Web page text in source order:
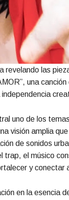
revelando las
una
uno de los
visión amplia
de sonidos
el músico
y conectar
en la esencia